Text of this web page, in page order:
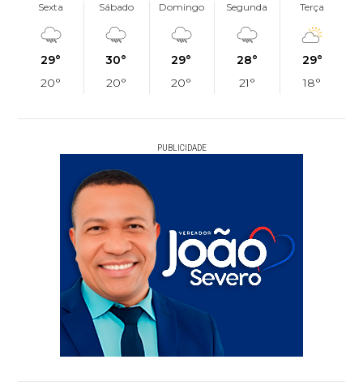
Sexta
29°
20°
Sábado
30°
20°
Domingo
29°
20°
Segunda
28°
21°
Terça
29°
18°
PUBLICIDADE